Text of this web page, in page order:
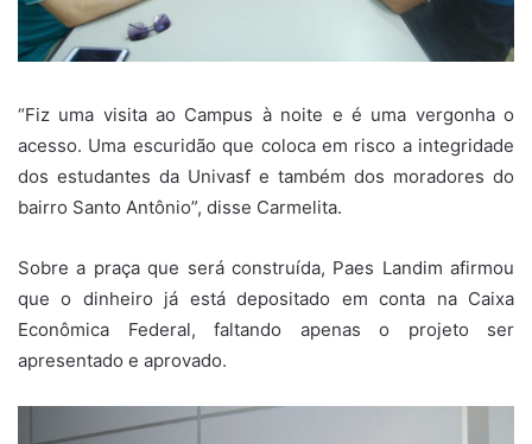
“Fiz uma visita ao Campus à noite e é uma vergonha o
acesso. Uma escuridão que coloca em risco a integridade
dos estudantes da Univasf e também dos moradores do
bairro Santo Antônio”, disse Carmelita.
Sobre a praça que será construída, Paes Landim afirmou
que o dinheiro já está depositado em conta na Caixa
Econômica Federal, faltando apenas o projeto ser
apresentado e aprovado.